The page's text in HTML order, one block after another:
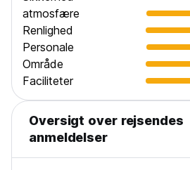
atmosfære
Renlighed
Personale
Område
Faciliteter
Oversigt over rejsendes
anmeldelser